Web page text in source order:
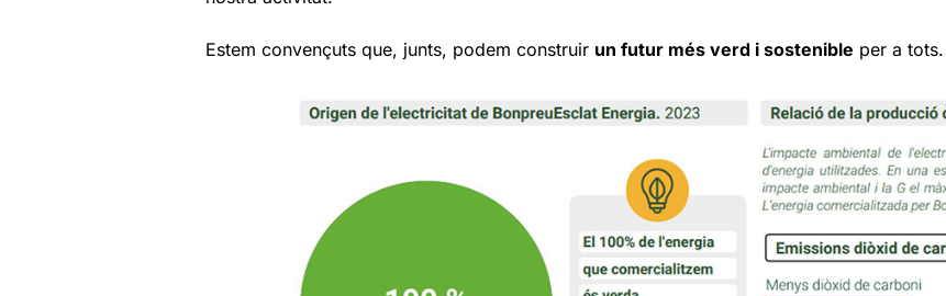
Estem convençuts que, junts, podem construir un futur més verd i sostenible per a tots.